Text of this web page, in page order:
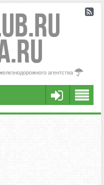
агентства